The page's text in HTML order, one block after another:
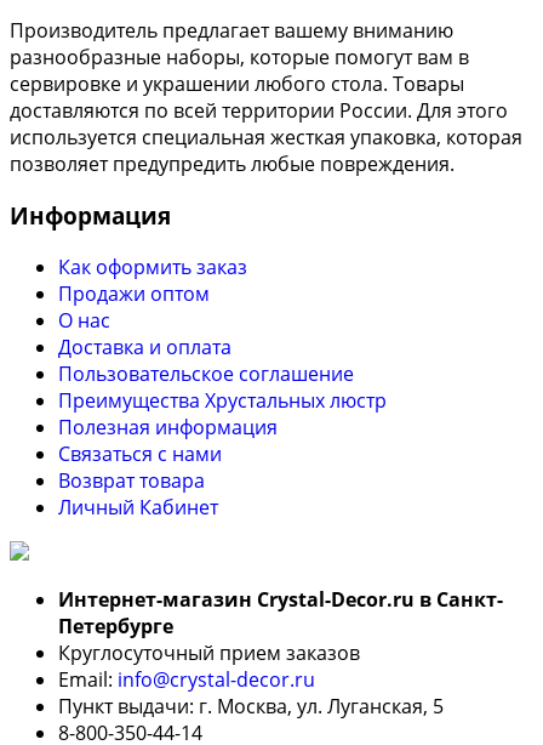
Производитель предлагает вашему вниманию
разнообразные наборы, которые помогут вам в
сервировке и украшении любого стола. Товары
доставляются по всей территории России. Для этого
используется специальная жесткая упаковка, которая
позволяет предупредить любые повреждения.
Информация
Как оформить заказ
Продажи оптом
О нас
Доставка и оплата
Пользовательское соглашение
Преимущества Хрустальных люстр
Полезная информация
Связаться с нами
Возврат товара
Личный Кабинет
Интернет-магазин Crystal-Decor.ru в Санкт-
Петербурге
Круглосуточный прием заказов
Email: info@crystal-decor.ru
Пункт выдачи: г. Москва, ул. Луганская, 5
8-800-350-44-14